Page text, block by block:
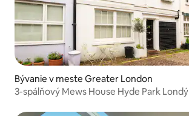
Bývanie v meste Greater London
3-spálňový Mews House Hyde Park